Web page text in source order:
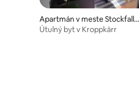
Apartmán v meste Stockfalle
t-Lorensberg
Útulný byt v Kroppkärr